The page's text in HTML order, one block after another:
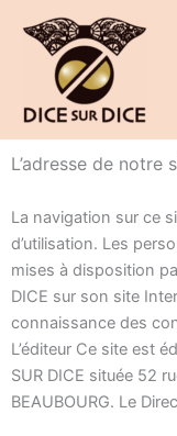
contenu
L’adresse de
La navigation sur ce
d’utilisation. Les
mises à disposition
DICE sur son site
connaissance des
L’éditeur Ce site est
SUR DICE située 52
BEAUBOURG. Le